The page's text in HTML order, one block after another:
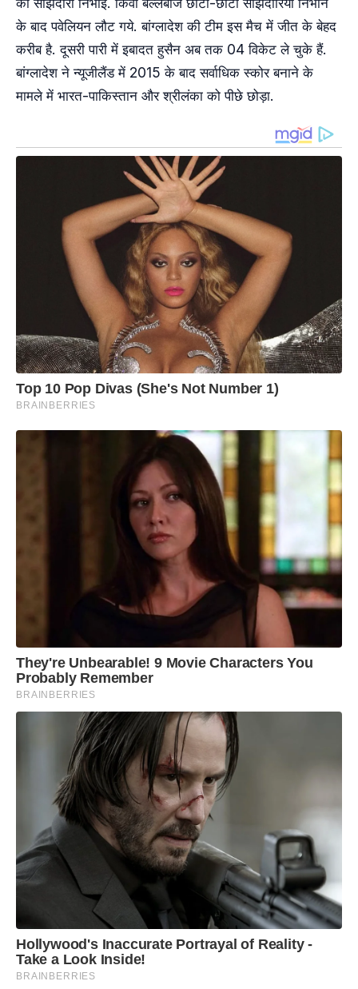
के बाद पवेलियन लौट गये. बांग्लादेश की टीम इस मैच में जीत के बेहद
करीब है. दूसरी पारी में इबादत हुसैन अब तक 04 विकेट ले चुके हैं.
बांग्लादेश ने न्यूजीलैंड में 2015 के बाद सर्वाधिक स्कोर बनाने के
मामले में भारत-पाकिस्तान और श्रीलंका को पीछे छोड़ा.